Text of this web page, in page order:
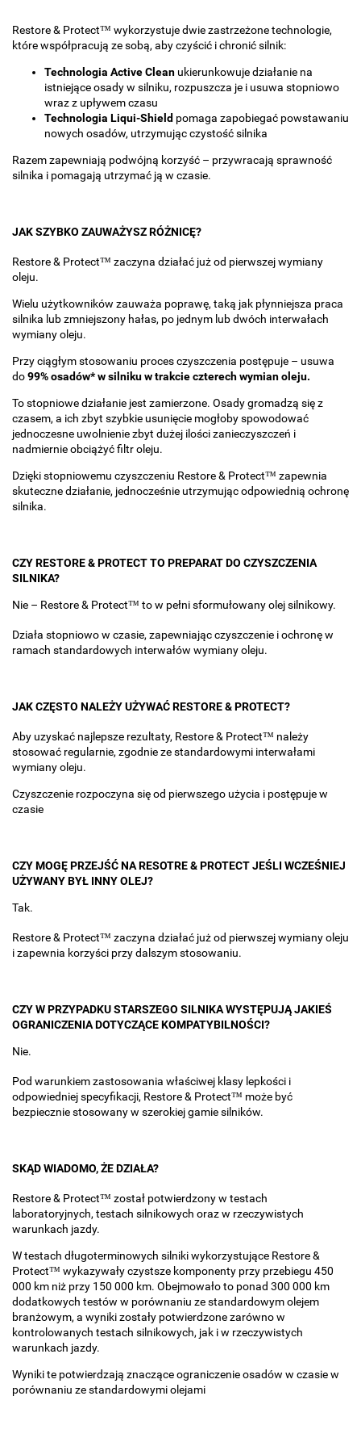
Restore & Protect™ wykorzystuje dwie zastrzeżone technologie,
które współpracują ze sobą, aby czyścić i chronić silnik:
Technologia Active Clean ukierunkowuje działanie na
istniejące osady w silniku, rozpuszcza je i usuwa stopniowo
wraz z upływem czasu
Technologia Liqui-Shield pomaga zapobiegać powstawaniu
nowych osadów, utrzymując czystość silnika
Razem zapewniają podwójną korzyść – przywracają sprawność
silnika i pomagają utrzymać ją w czasie.
JAK SZYBKO ZAUWAŻYSZ RÓŻNICĘ?
Restore & Protect™ zaczyna działać już od pierwszej wymiany
oleju.
Wielu użytkowników zauważa poprawę, taką jak płynniejsza praca
silnika lub zmniejszony hałas, po jednym lub dwóch interwałach
wymiany oleju.
Przy ciągłym stosowaniu proces czyszczenia postępuje – usuwa
do99% osadów* w silniku w trakcie czterech wymian oleju.
To stopniowe działanie jest zamierzone. Osady gromadzą się z
czasem, a ich zbyt szybkie usunięcie mogłoby spowodować
jednoczesne uwolnienie zbyt dużej ilości zanieczyszczeń i
nadmiernie obciążyć filtr oleju.
Dzięki stopniowemu czyszczeniu Restore & Protect™ zapewnia
skuteczne działanie, jednocześnie utrzymując odpowiednią ochronę
silnika.
CZY RESTORE & PROTECT TO PREPARAT DO CZYSZCZENIA
SILNIKA?
Nie – Restore & Protect™ to w pełni sformułowany olej silnikowy.
Działa stopniowo w czasie, zapewniając czyszczenie i ochronę w
ramach standardowych interwałów wymiany oleju.
JAK CZĘSTO NALEŻY UŻYWAĆ RESTORE & PROTECT?
Aby uzyskać najlepsze rezultaty, Restore & Protect™ należy
stosować regularnie, zgodnie ze standardowymi interwałami
wymiany oleju.
Czyszczenie rozpoczyna się od pierwszego użycia i postępuje w
czasie
CZY MOGĘ PRZEJŚĆ NA RESOTRE & PROTECT JEŚLI WCZEŚNIEJ
UŻYWANY BYŁ INNY OLEJ?
Tak.
Restore & Protect™ zaczyna działać już od pierwszej wymiany oleju
i zapewnia korzyści przy dalszym stosowaniu.
CZY W PRZYPADKU STARSZEGO SILNIKA WYSTĘPUJĄ JAKIEŚ
OGRANICZENIA DOTYCZĄCE KOMPATYBILNOŚCI?
Nie.
Pod warunkiem zastosowania właściwej klasy lepkości i
odpowiedniej specyfikacji, Restore & Protect™ może być
bezpiecznie stosowany w szerokiej gamie silników.
SKĄD WIADOMO, ŻE DZIAŁA?
Restore & Protect™ został potwierdzony w testach
laboratoryjnych, testach silnikowych oraz w rzeczywistych
warunkach jazdy.
W testach długoterminowych silniki wykorzystujące Restore &
Protect™ wykazywały czystsze komponenty przy przebiegu 450
000 km niż przy 150 000 km. Obejmowało to ponad 300 000 km
dodatkowych testów w porównaniu ze standardowym olejem
branżowym, a wyniki zostały potwierdzone zarówno w
kontrolowanych testach silnikowych, jak i w rzeczywistych
warunkach jazdy.
Wyniki te potwierdzają znaczące ograniczenie osadów w czasie w
porównaniu ze standardowymi olejami